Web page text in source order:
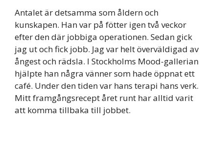
Antalet är detsamma som åldern och
kunskapen. Han var på fötter igen två veckor
efter den där jobbiga operationen. Sedan gick
jag ut och fick jobb. Jag var helt överväldigad av
ångest och rädsla. I Stockholms Mood-gallerian
hjälpte han några vänner som hade öppnat ett
café. Under den tiden var hans terapi hans verk.
Mitt framgångsrecept året runt har alltid varit
att komma tillbaka till jobbet.